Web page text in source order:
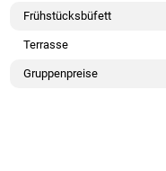
Frühstücksbüfett
Terrasse
Gruppenpreise